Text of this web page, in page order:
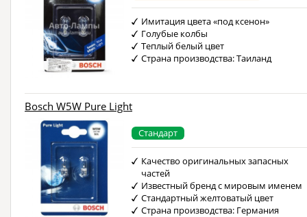
Имитация цвета «под ксенон»
Голубые колбы
Теплый белый цвет
Страна производства: Таиланд
Bosch W5W Pure Light
Стандарт
Качество оригинальных запасных
частей
Известный бренд с мировым именем
Стандартный желтоватый цвет
Страна производства: Германия